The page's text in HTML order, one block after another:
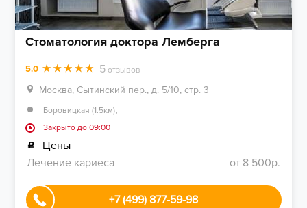
Стоматология доктора Лемберга
5.0 5 отзывов
Москва, Сытинский пер., д. 5/10, стр. 3
Боровицкая (1.5км),
Закрыто до 09:00
Цены
Лечение кариеса
от 8 500р.
+7 (499) 877-59-98